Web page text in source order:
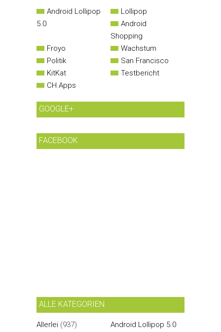
Android Lollipop
5.0
Lollipop
Android
Shopping
Froyo
Wachstum
Politik
San Francisco
KitKat
Testbericht
CH Apps
GOOGLE+
FACEBOOK
ALLE KATEGORIEN
Allerlei (937)
Android Lollipop 5.0